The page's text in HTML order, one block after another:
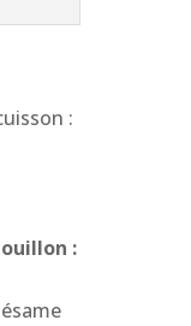
:
: